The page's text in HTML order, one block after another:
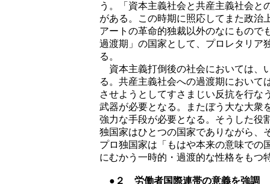
う。「資本主義社会と共産主義社会と
がある。この時期に照応してまた政治
アートの革命的独裁以外のなにもので
過渡期」の国家として、プロレタリア
る。
資本主義打倒後の社会においては、
る。共産主義社会への過渡期において
させようとしてすさまじい反抗を行な
武器が必要となる。またぼう大な大衆
強力な手段が必要となる。そうした役
独国家はひとつの国家でありながら、
プロ独国家は「もはや本来の意味での
にむかう一時的・過渡的な性格をもつ
●２ 労働者国際連帯の意義を強調